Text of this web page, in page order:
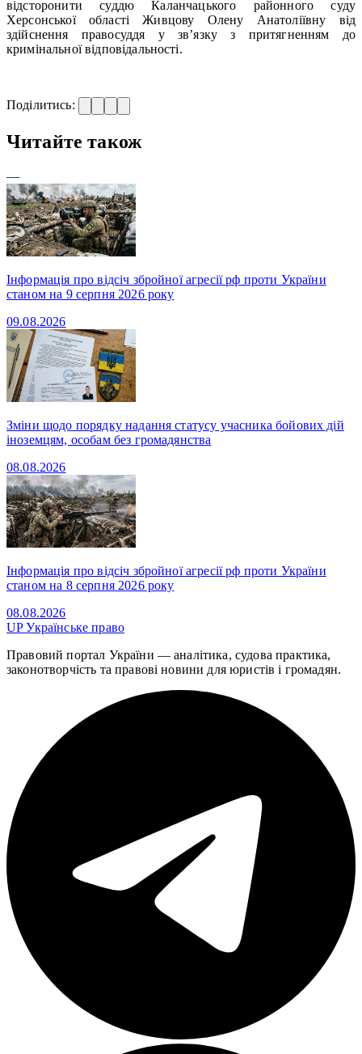
відсторонити суддю Каланчацького районного суду
Херсонської області Живцову Олену Анатоліївну від
здійснення правосуддя у зв’язку з притягненням до
кримінальної відповідальності.
Поділитись:
Читайте також
—
Інформація про відсіч збройної агресії рф проти України
станом на 9 серпня 2026 року
09.08.2026
Зміни щодо порядку надання статусу учасника бойових дій
іноземцям, особам без громадянства
08.08.2026
Інформація про відсіч збройної агресії рф проти України
станом на 8 серпня 2026 року
08.08.2026
UPУкраїнське право
Правовий портал України — аналітика, судова практика,
законотворчість та правові новини для юристів і громадян.